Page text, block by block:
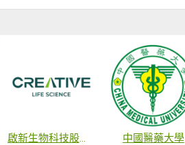
啟新生物科技股份有限公司 中國醫藥大學